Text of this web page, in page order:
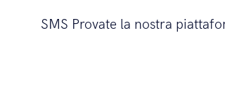
SMS Provate la nostra